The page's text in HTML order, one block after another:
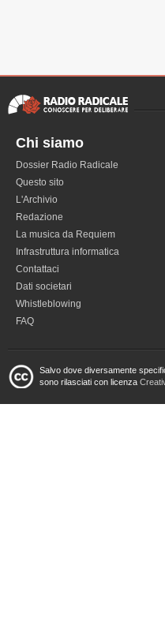
Chi siamo
Dossier Radio Radicale
Questo sito
L'Archivio
Redazione
La musica da Requiem
Infrastruttura informatica
Contattaci
Dati societari
Whistleblowing
FAQ
Salvo dove diversamente
sono rilasciati con licenza